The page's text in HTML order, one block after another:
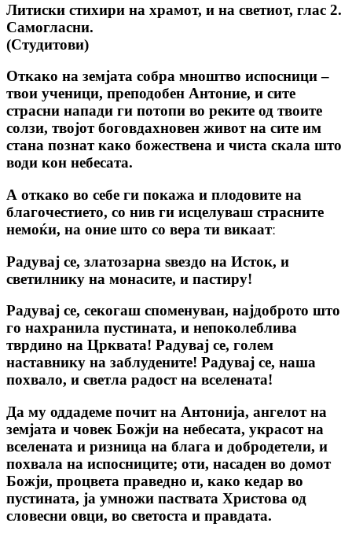
Литиски стихири на храмот, и на светиот, глас 2.
Самогласни.
(Студитови)
Откако на земјата собра мноштво испосници –
твои ученици, преподобен Антоние, и сите
страсни напади ги потопи во реките од твоите
солзи, твојот боговдахновен живот на сите им
стана познат како божествена и чиста скала што
води кон небесата.
А откако во себе ги покажа и плодовите на
благочестието, со нив ги исцелуваш страсните
немоќи, на оние што со вера ти викаатː
Радувај се, златозарна ѕвездо на Исток, и
светилнику на монасите, и пастиру!
Радувај се, секогаш споменуван, најдоброто што
го нахранила пустината, и непоколеблива
тврдино на Црквата! Радувај се, голем
наставнику на заблудените! Радувај се, наша
похвало, и светла радост на вселената!
Да му оддадеме почит на Антонија, ангелот на
земјата и човек Божји на небесата, украсот на
вселената и ризница на блага и добродетели, и
похвала на испосниците; оти, насаден во домот
Божји, процвета праведно и, како кедар во
пустината, ја умножи паствата Христова од
словесни овци, во светоста и правдата.